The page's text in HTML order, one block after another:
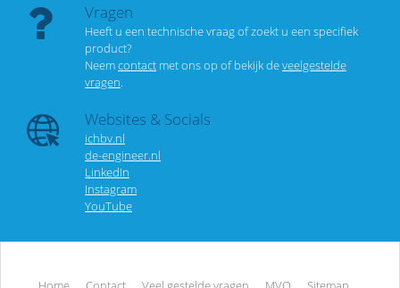
Vragen
Heeft u een technische vraag of zoekt u een specifiek
product?
Neemcontact met ons op of bekijk deveelgestelde
vragen.
Websites & Socials
ichbv.nl
de-engineer.nl
LinkedIn
Instagram
YouTube